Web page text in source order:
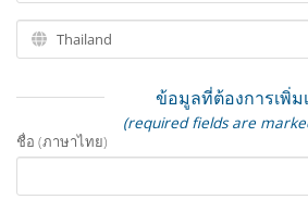
ข้อมูลที่ต้องการเพิ่ม
(required fields are
ชื่อ (ภาษาไทย)